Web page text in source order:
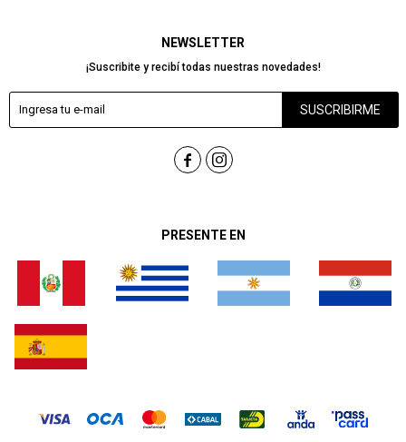
PRESENTE EN
NEWSLETTER
¡Suscribite y recibí todas nuestras novedades!
SUSCRIBIRME
 